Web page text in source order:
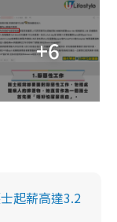
+6
起薪高達3.2